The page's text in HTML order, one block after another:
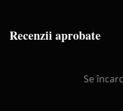
Recenzii aprobate
Se